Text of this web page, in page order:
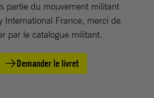
partie du mouvement militant
International France, merci de
par le catalogue militant.
Demander le livret